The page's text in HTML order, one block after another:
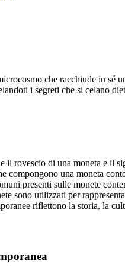
che racchiude in sé
i segreti che si celano
il rovescio di una moneta e il
compongono una moneta
presenti sulle monete
sono utilizzati per
riflettono la storia, la